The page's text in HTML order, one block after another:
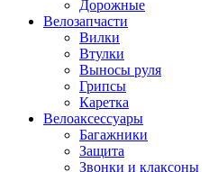
Дорожные
Велозапчасти
Вилки
Втулки
Выносы руля
Грипсы
Каретка
Велоаксессуары
Багажники
Защита
Звонки и клаксоны